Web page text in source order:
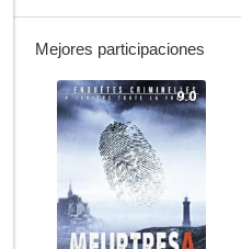
Mejores participaciones
9.0